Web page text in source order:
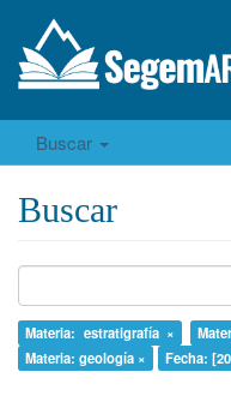
Buscar
Buscar
Materia: estratigrafía ×
Materia: geología ×
Fecha: